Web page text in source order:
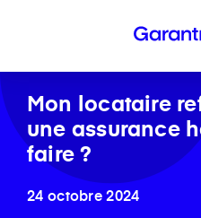
Mon locataire
une assurance
faire ?
24 octobre 2024